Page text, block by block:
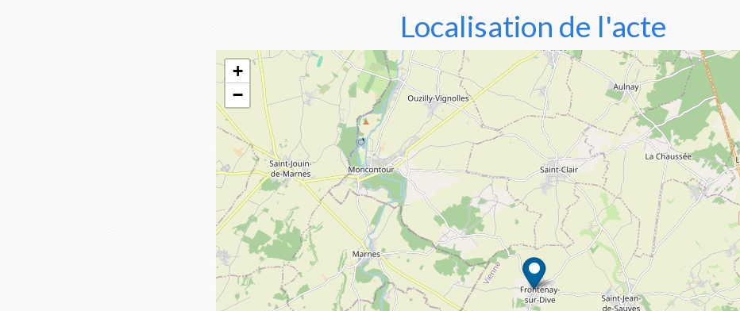
Localisation de l'acte
Make this Notebook Trusted to load map: File -> Trust Notebook